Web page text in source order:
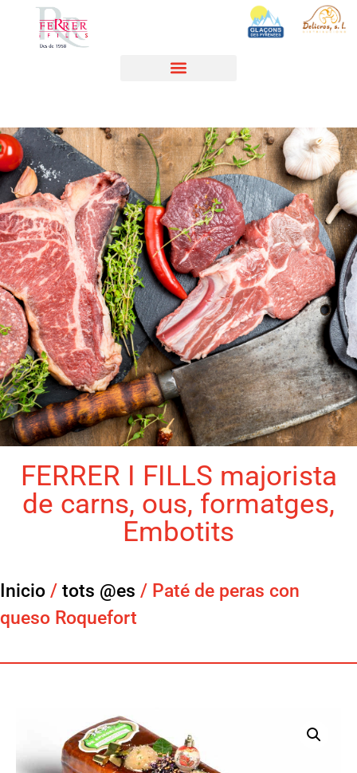
FERRER I FILLS majorista
de carns, ous, formatges,
Embotits
Inicio / tots @es / Paté de peras con
queso Roquefort